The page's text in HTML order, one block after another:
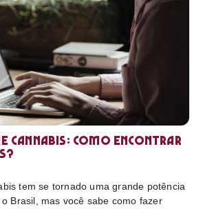
cannabis: Como encontrar
tem se tornado uma grande potência
Brasil, mas você sabe como fazer